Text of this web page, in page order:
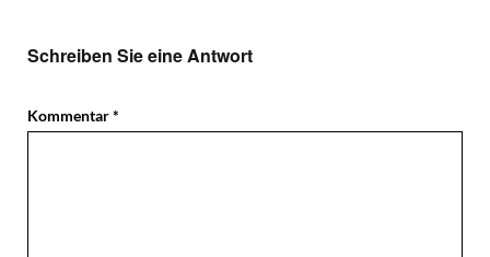
Schreiben Sie eine Antwort
Kommentar*